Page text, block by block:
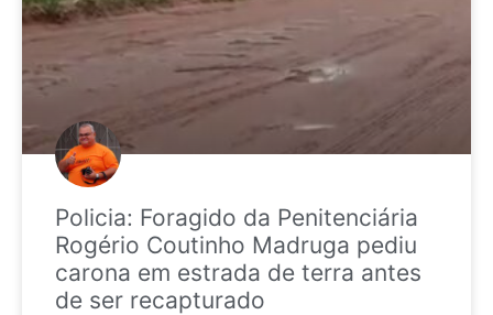
Policia: Foragido da Penitenciária
Rogério Coutinho Madruga pediu
carona em estrada de terra antes
de ser recapturado